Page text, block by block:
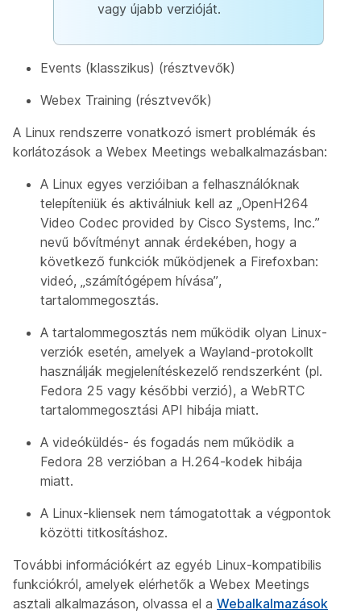
vagy újabb verzióját.
Events (klasszikus) (résztvevők)
Webex Training (résztvevők)
A Linux rendszerre vonatkozó ismert problémák és
korlátozások a Webex Meetings webalkalmazásban:
A Linux egyes verzióiban a felhasználóknak
telepíteniük és aktiválniuk kell az „OpenH264
Video Codec provided by Cisco Systems, Inc.”
nevű bővítményt annak érdekében, hogy a
következő funkciók működjenek a Firefoxban:
videó, „számítógépem hívása”,
tartalommegosztás.
A tartalommegosztás nem működik olyan Linux-
verziók esetén, amelyek a Wayland-protokollt
használják megjelenítéskezelő rendszerként (pl.
Fedora 25 vagy későbbi verzió), a WebRTC
tartalommegosztási API hibája miatt.
A videóküldés- és fogadás nem működik a
Fedora 28 verzióban a H.264-kodek hibája
miatt.
A Linux-kliensek nem támogatottak a végpontok
közötti titkosításhoz.
További információkért az egyéb Linux-kompatibilis
funkciókról, amelyek elérhetők a Webex Meetings
asztali alkalmazáson, olvassa el a Webalkalmazások